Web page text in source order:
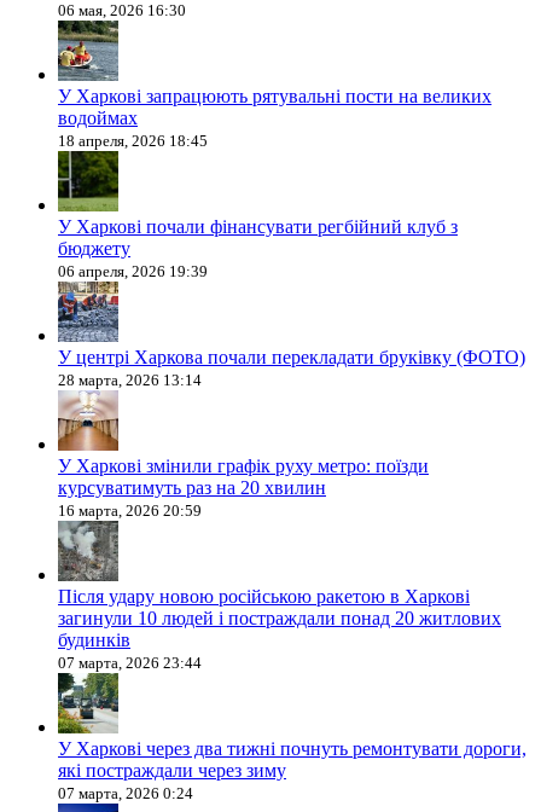
06 мая, 2026 16:30
У Харкові запрацюють рятувальні пости на великих
водоймах
18 апреля, 2026 18:45
У Харкові почали фінансувати регбійний клуб з
бюджету
06 апреля, 2026 19:39
У центрі Харкова почали перекладати бруківку (ФОТО)
28 марта, 2026 13:14
У Харкові змінили графік руху метро: поїзди
курсуватимуть раз на 20 хвилин
16 марта, 2026 20:59
Після удару новою російською ракетою в Харкові
загинули 10 людей і постраждали понад 20 житлових
будинків
07 марта, 2026 23:44
У Харкові через два тижні почнуть ремонтувати дороги,
які постраждали через зиму
07 марта, 2026 0:24